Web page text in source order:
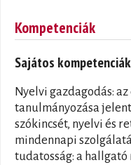
Kompetenciák
Sajátos kompetenciák
Nyelvi gazdagodás:
tanulmányozása
szókincsét, nyelvi és
mindennapi
tudatosság: a